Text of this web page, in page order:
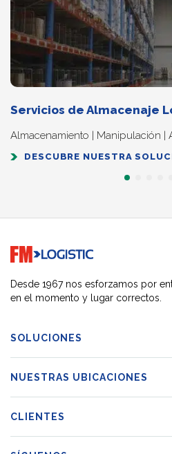
Servicios de Almacenaje
Almacenamiento | Manipulación |
DESCUBRE NUESTRA
Go to home page
Desde 1967 nos esforzamos por
en el momento y lugar correctos.
SOLUCIONES
NUESTRAS UBICACIONES
CLIENTES